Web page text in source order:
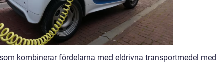
kombinerar fördelarna med eldrivna transportmedel med